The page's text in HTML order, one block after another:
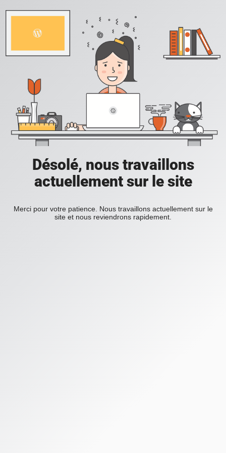
Désolé, nous travaillons
actuellement sur le site
Merci pour votre patience. Nous travaillons actuellement sur le
site et nous reviendrons rapidement.